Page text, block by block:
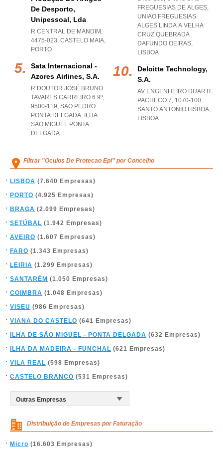
De Desporto,
Unipessoal, Lda
R CENTRAL DE MANDIM,
4475-023, CASTELO MAIA,
PORTO
Sata Internacional -
Azores Airlines, S.a.
R DOUTOR JOSÉ BRUNO
TAVARES CARREIRO 6 9º,
9500-119, SAO PEDRO
PONTA DELGADA, ILHA
SAO MIGUEL PONTA
DELGADA
FREGUESIAS DE ALGES,
UNIAO FREGUESIAS
ALGES LINDA A VELHA
CRUZ QUEBRADA
DAFUNDO OEIRAS,
LISBOA
Deloitte Technology,
S.a.
AV ENGENHEIRO DUARTE
PACHECO 7, 1070-100,
SANTO ANTONIO LISBOA,
LISBOA
Filtrar "Oculos De Protecao Epi" por Concelho
LISBOA (7.640 Empresas)
PORTO (4.925 Empresas)
BRAGA (2.099 Empresas)
SETÚBAL (1.942 Empresas)
AVEIRO (1.607 Empresas)
FARO (1.343 Empresas)
LEIRIA (1.299 Empresas)
SANTARÉM (1.050 Empresas)
COIMBRA (1.048 Empresas)
VISEU (986 Empresas)
VIANA DO CASTELO (641 Empresas)
ILHA DE SÃO MIGUEL - PONTA DELGADA (632 Empresas)
ILHA DA MADEIRA - FUNCHAL (621 Empresas)
VILA REAL (598 Empresas)
CASTELO BRANCO (531 Empresas)
Distribuição de Empresas por Faturação
Micro (16.603 Empresas)